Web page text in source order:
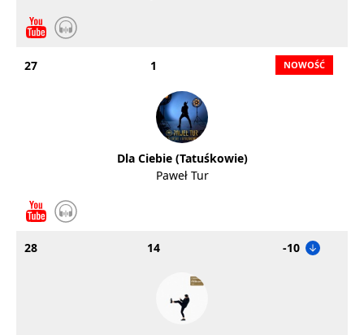
27 1
Dla Ciebie (Tatuśkowie)
Paweł Tur
28 14 -10